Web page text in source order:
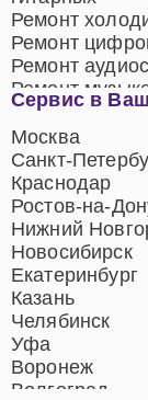
Сервис в
Москва
Санкт-
Краснодар
Ростов-на-
Нижний
Новосибирск
Екатеринбург
Казань
Челябинск
Уфа
Воронеж
Волгоград
Ремонт
Ремонт
Ремонт
Ремонт
центров
Ремонт
кинотеатров
Ремонт
Ремонт
систем